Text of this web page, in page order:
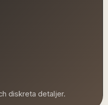
diskreta detaljer.